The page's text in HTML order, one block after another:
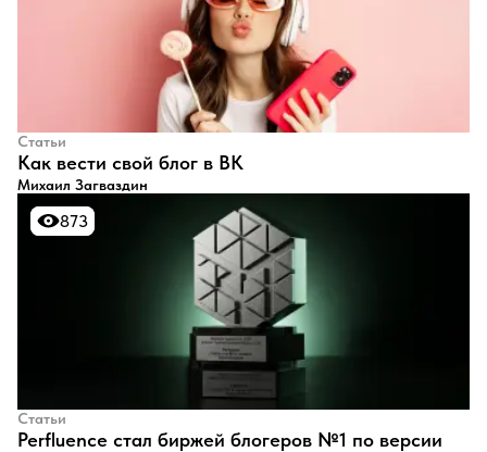
Статьи
​Как вести свой блог в ВК
Михаил Загваздин
873
873
Статьи
Perfluence стал биржей блогеров №1 по версии